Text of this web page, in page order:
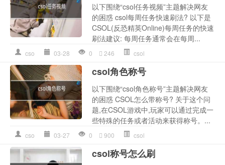
以下围绕“csol任务视频”主题解决网友
的困惑 csol每周任务快速刷法? 以下是
CSOL(反恐精英Online)每周任务的快速
刷法建议: 每周任务通常会在每周...
cso 03-28 0 246 csol
csol角色称号
以下围绕“csol角色称号”主题解决网友
的困惑 CSOL怎么带称号? 关于这个问
题,在CSOL游戏中,玩家可以通过完成一
些特殊的任务或者活动来获得称号。...
cso 03-27 0 900 csol
csol称号怎么刷